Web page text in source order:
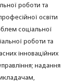
роботи та
освіти
соціальної
роботи та
інноваційних
надання